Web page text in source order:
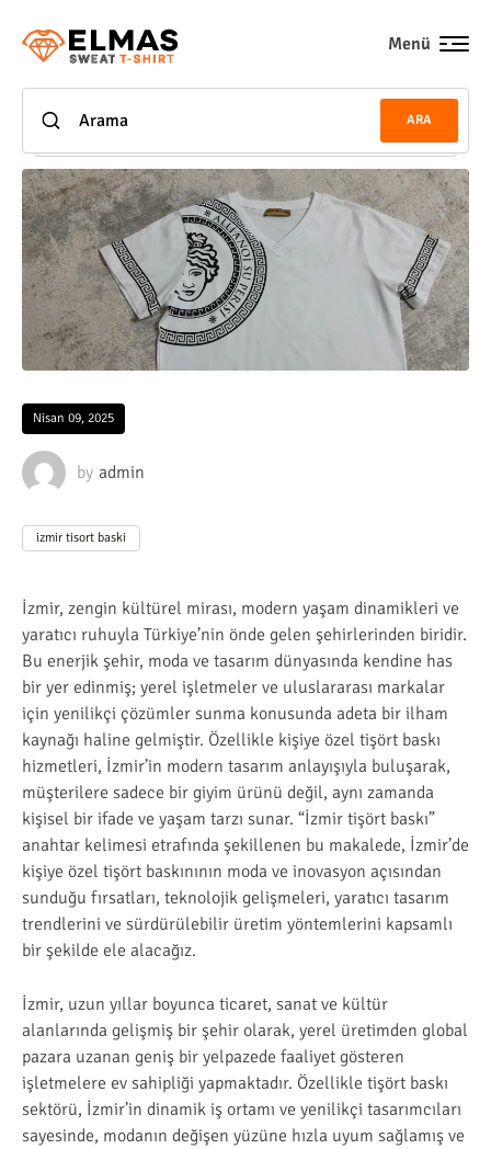
ARA
Menü
Nisan 09, 2025
by admin
izmir tisort baski
İzmir, zengin kültürel mirası, modern yaşam dinamikleri ve
yaratıcı ruhuyla Türkiye’nin önde gelen şehirlerinden biridir.
Bu enerjik şehir, moda ve tasarım dünyasında kendine has
bir yer edinmiş; yerel işletmeler ve uluslararası markalar
için yenilikçi çözümler sunma konusunda adeta bir ilham
kaynağı haline gelmiştir. Özellikle kişiye özel tişört baskı
hizmetleri, İzmir’in modern tasarım anlayışıyla buluşarak,
müşterilere sadece bir giyim ürünü değil, aynı zamanda
kişisel bir ifade ve yaşam tarzı sunar. “İzmir tişört baskı”
anahtar kelimesi etrafında şekillenen bu makalede, İzmir’de
kişiye özel tişört baskınının moda ve inovasyon açısından
sunduğu fırsatları, teknolojik gelişmeleri, yaratıcı tasarım
trendlerini ve sürdürülebilir üretim yöntemlerini kapsamlı
bir şekilde ele alacağız.
İzmir, uzun yıllar boyunca ticaret, sanat ve kültür
alanlarında gelişmiş bir şehir olarak, yerel üretimden global
pazara uzanan geniş bir yelpazede faaliyet gösteren
işletmelere ev sahipliği yapmaktadır. Özellikle tişört baskı
sektörü, İzmir’in dinamik iş ortamı ve yenilikçi tasarımcıları
sayesinde, modanın değişen yüzüne hızla uyum sağlamış ve